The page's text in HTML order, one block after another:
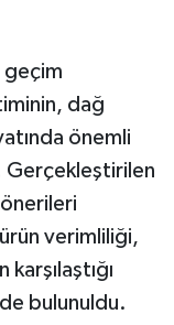
geçim
dağ
önemli
Gerçekleştirilen
verimliliği,
bulunuldu.